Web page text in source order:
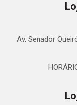
Av. Senador